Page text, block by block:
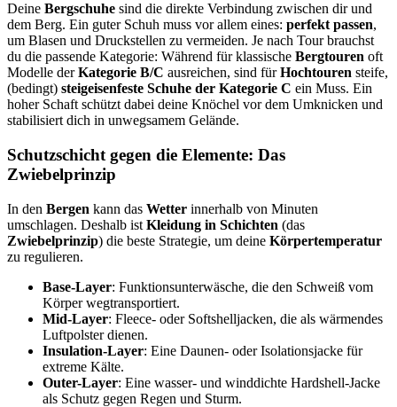
Deine Bergschuhe sind die direkte Verbindung zwischen dir und
dem Berg. Ein guter Schuh muss vor allem eines: perfekt passen,
um Blasen und Druckstellen zu vermeiden. Je nach Tour brauchst
du die passende Kategorie: Während für klassische Bergtouren oft
Modelle derKategorie B/C ausreichen, sind fürHochtouren steife,
(bedingt) steigeisenfeste Schuhe der Kategorie C ein Muss. Ein
hoher Schaft schützt dabei deine Knöchel vor dem Umknicken und
stabilisiert dich in unwegsamem Gelände.
Schutzschicht gegen die Elemente: Das
Zwiebelprinzip
In den Bergen kann das Wetter innerhalb von Minuten
umschlagen. Deshalb ist Kleidung in Schichten (das
Zwiebelprinzip) die beste Strategie, um deine Körpertemperatur
zu regulieren.
Base-Layer: Funktionsunterwäsche, die den Schweiß vom
Körper wegtransportiert.
Mid-Layer: Fleece- oder Softshelljacken, die als wärmendes
Luftpolster dienen.
Insulation-Layer: Eine Daunen- oder Isolationsjacke für
extreme Kälte.
Outer-Layer: Eine wasser- und winddichte Hardshell-Jacke
als Schutz gegen Regen und Sturm.